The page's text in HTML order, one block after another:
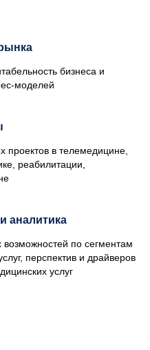
бизнеса и
моделей
проектов в телемедицине,
реабилитации,
аналитика
по сегментам
перспектив и драйверов
услуг